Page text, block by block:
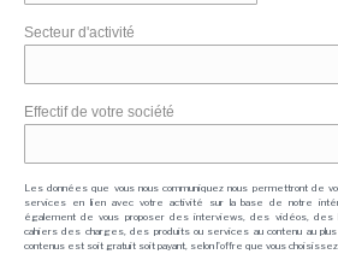
Secteur d'activité
Effectif de votre société
Les données que vous nous communiquez nous permettront de
services en lien avec votre activité sur la base de notre
également de vous proposer des interviews, des vidéos,
cahiers des charges, des produits ou services au contenu au
contenus est soit gratuit soit payant, selon l'offre que vous